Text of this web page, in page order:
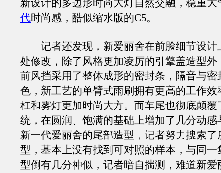
新设计的多边形时尚大灯自然交融，稳重大
代时尚感，酷似缩水版的C5。
记者还发现，新爱丽舍在前脸细节设计
处修改，除了风格更加凌厉的引擎盖造型外
前风挡采用了整体成形的密封条，隔音与密
色，新工艺的单臂式雨刷拥有更高的工作效
杠和雾灯更加时尚大方。而车尾也彻底颠覆
统，在圆润、饱满的基础上增加了几分动感
新一代爱丽舍的尾部造型，记者努力搜索了
型，基本上没有找到可对照的样本，与同一
型倒有几分神似，记者暗自揣测，难道新爱